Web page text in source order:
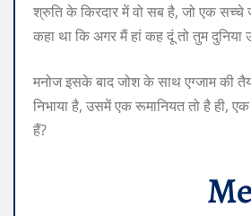
श्रुति के किरदार में वो सब है, जो एक सच्‍चे
कहा था कि अगर मैं हां कह दूं तो तुम
मनोज इसके बाद जोश के साथ एग्जाम की
निभाया है, उसमें एक रूमानियत तो है ही,
हैं?